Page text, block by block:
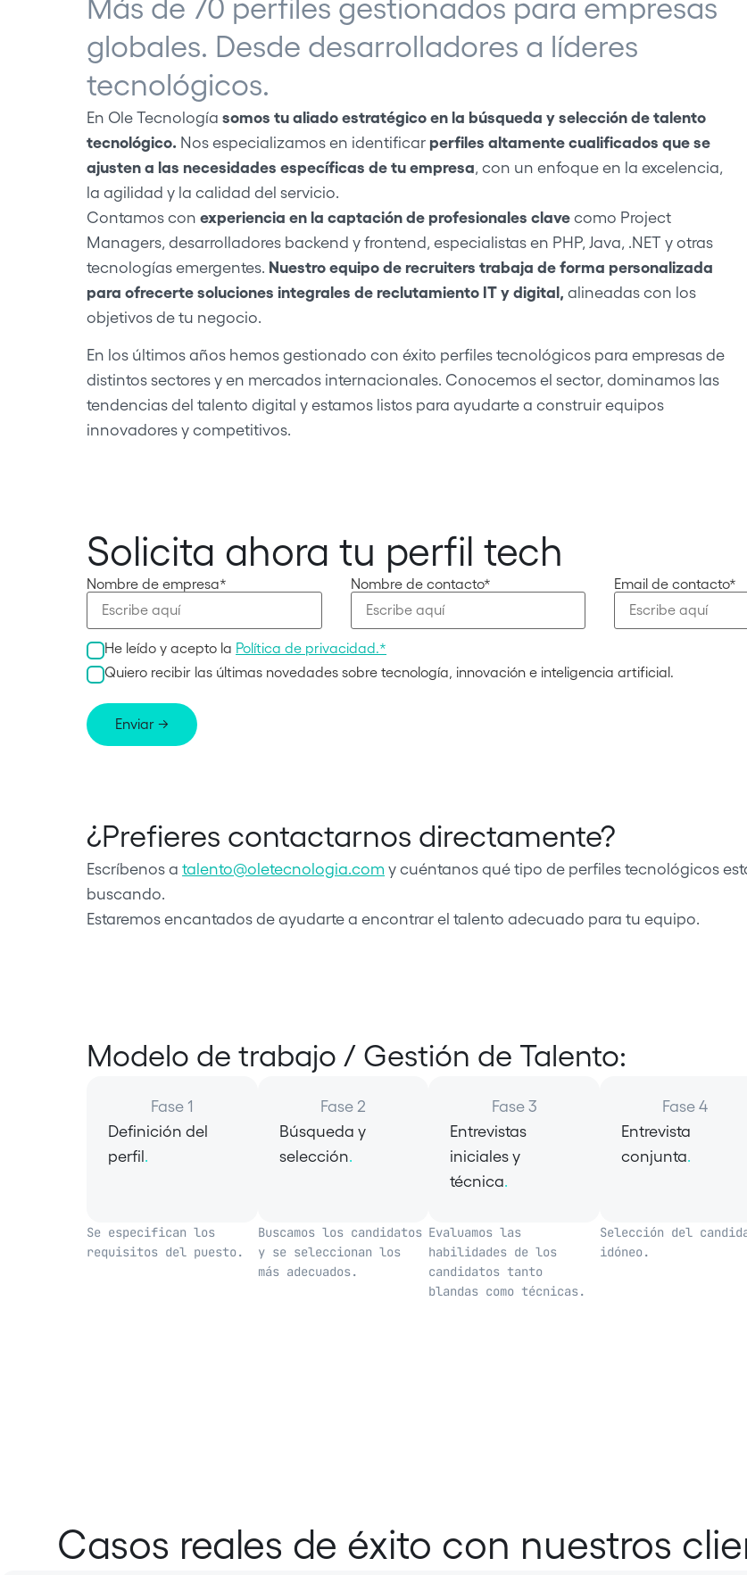
Más de 70 perfiles gestionados para empresas
globales. Desde desarrolladores a líderes
tecnológicos.
En Ole Tecnologíasomos tu aliado estratégico en la búsqueda y selección de talento
tecnológico. Nos especializamos en identificar perfiles altamente cualificados que se
ajusten a las necesidades específicas de tu empresa, con un enfoque en la excelencia,
la agilidad y la calidad del servicio.
Contamos conexperiencia en la captación de profesionales clave como Project
Managers, desarrolladores backend y frontend, especialistas en PHP, Java, .NET y otras
tecnologías emergentes. Nuestro equipo de recruiters trabaja de forma personalizada
para ofrecerte soluciones integrales de reclutamiento IT y digital, alineadas con los
objetivos de tu negocio.
En los últimos años hemos gestionado con éxito perfiles tecnológicos para empresas de
distintos sectores y en mercados internacionales. Conocemos el sector, dominamos las
tendencias del talento digital y estamos listos para ayudarte a construir equipos
innovadores y competitivos.
Solicita ahora tu perfil tech
Nombre de empresa* Nombre de contacto* Email de contacto*
He leído y acepto la Política de privacidad.*
Quiero recibir las últimas novedades sobre tecnología, innovación e inteligencia artificial.
¿Prefieres contactarnos directamente?
Escríbenos atalento@oletecnologia.com y cuéntanos qué tipo de perfiles tecnológicos
buscando.
Estaremos encantados de ayudarte a encontrar el talento adecuado para tu equipo.
Modelo de trabajo / Gestión de Talento:
Fase 1
Definición del
perfil .
Se especifican los
requisitos del puesto.
Fase 2
Búsqueda y
selección.
Buscamos los candidatos
y se seleccionan los
más adecuados.
Fase 3
Entrevistas
iniciales y
técnica.
Evaluamos las
habilidades de los
candidatos tanto
blandas como técnicas.
Fase 4
Entrevista
conjunta.
Selección del
idóneo.
Casos reales de éxito con nuestros